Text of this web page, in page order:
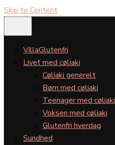
Skip to Content
VillaGlutenfri
Livet med cøliaki
Cøliaki generelt
Børn med cøliaki
Teenager med cøliaki
Voksen med cøliaki
Glutenfri hverdag
Sundhed